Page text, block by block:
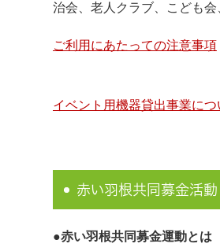
治会、老人クラブ、こども
ご利用にあたっての注意事項
イベント用機器貸出事業につ
赤い羽根共同募金活動
●赤い羽根共同募金運動とは